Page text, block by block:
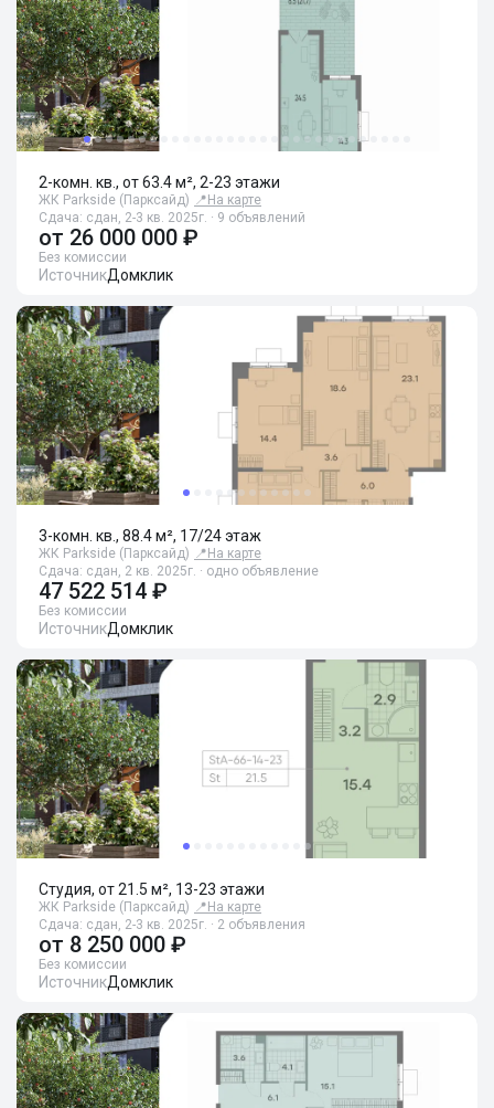
2-комн. кв., от 63.4 м², 2-23 этажи
ЖК Parkside (Парксайд) 📍 На карте
Сдача: сдан, 2-3 кв. 2025г. · 9 объявлений
от 26 000 000 ₽
Без комиссии
ИсточникДомклик
3-комн. кв., 88.4 м², 17/24 этаж
ЖК Parkside (Парксайд) 📍 На карте
Сдача: сдан, 2 кв. 2025г. · одно объявление
47 522 514 ₽
Без комиссии
ИсточникДомклик
Студия, от 21.5 м², 13-23 этажи
ЖК Parkside (Парксайд) 📍 На карте
Сдача: сдан, 2-3 кв. 2025г. · 2 объявления
от 8 250 000 ₽
Без комиссии
ИсточникДомклик